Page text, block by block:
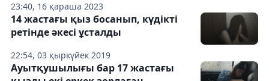
23:40, 16 қараша 2023
22:54, 03 қыркүйек 2019
14 жастағы қыз босанып, күдікті
ретінде әкесі ұсталды
Ауытқушылығы бар 17 жастағы